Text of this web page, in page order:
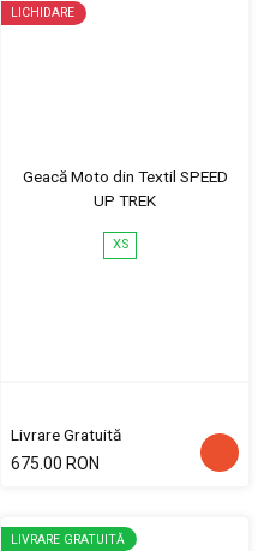
LICHIDARE
Geacă Moto din Textil SPEED
UP TREK
XS
Livrare Gratuită
675.00 RON
LIVRARE GRATUITĂ